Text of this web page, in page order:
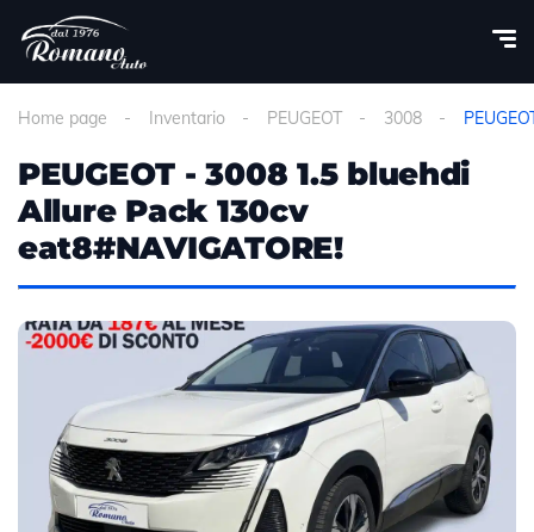
Home page Inventario PEUGEOT 3008
PEUGEOT - 3008 1.5 bluehdi
Allure Pack 130cv
eat8#NAVIGATORE!